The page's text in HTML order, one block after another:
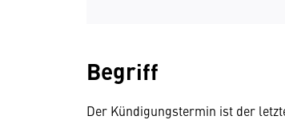
Begriff
Der Kündigungstermin ist der